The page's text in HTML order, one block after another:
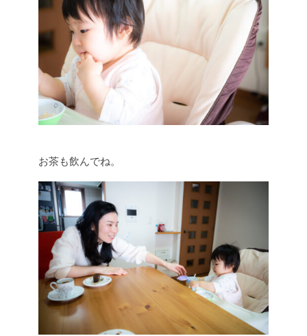
お茶も飲んでね。